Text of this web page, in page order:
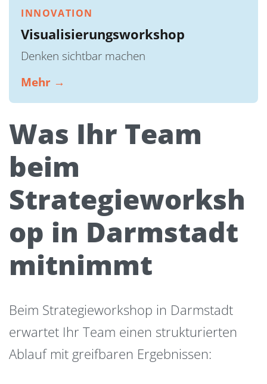
INNOVATION
Visualisierungsworkshop
Denken sichtbar machen
Mehr →
Was Ihr Team
beim
Strategieworksh
op in Darmstadt
mitnimmt
Beim Strategieworkshop in Darmstadt
erwartet Ihr Team einen strukturierten
Ablauf mit greifbaren Ergebnissen: